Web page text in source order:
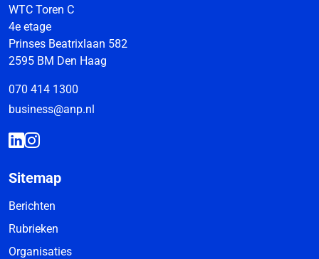
WTC Toren C
4e etage
Prinses Beatrixlaan 582
2595 BM Den Haag
070 414 1300
business@anp.nl
Sitemap
Berichten
Rubrieken
Organisaties